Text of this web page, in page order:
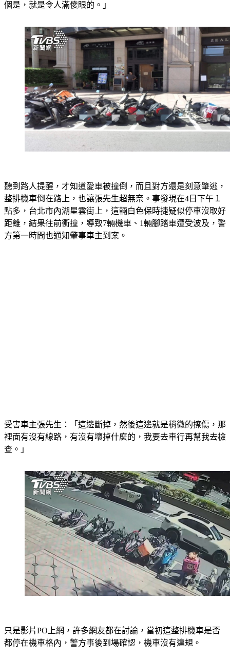
個是，就是令人滿傻眼的。」
聽到路人提醒，才知道愛車被撞倒，而且對方還是刻意肇逃，
整排機車倒在路上，也讓張先生超無奈。事發現在4日下午１
點多，台北市內湖星雲街上，這輛白色保時捷疑似停車沒取好
距離，結果往前衝撞，導致7輛機車、1輛腳踏車遭受波及，警
方第一時間也通知肇事車主到案。
受害車主張先生：「這邊斷掉，然後這邊就是稍微的擦傷，那
裡面有沒有線路，有沒有壞掉什麼的，我要去車行再幫我去檢
查。」
只是影片PO上網，許多網友都在討論，當初這整排機車是否
都停在機車格內，警方事後到場確認，機車沒有違規。